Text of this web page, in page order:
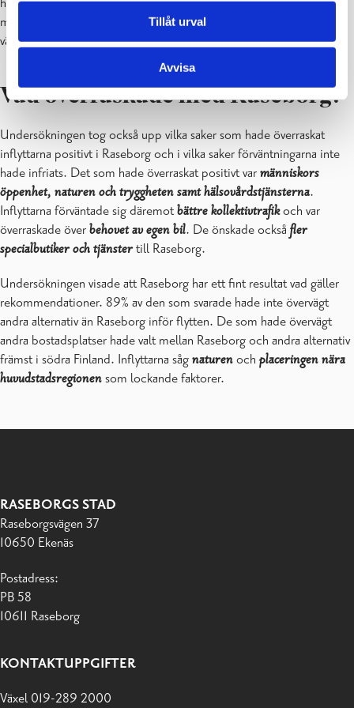
Tillåt urval
Avvisa
haft Raseborg somtidigare hemkommun. I de flesta fallen sökte
man informationen från Raseborgs egna hemsidor men också från
vänner, släktingar och bekanta eller från andra ställen på webben.
Vad överraskade med Raseborg?
Undersökningen tog också upp vilka saker som hade överraskat
inflyttarna positivt i Raseborg och i vilka saker förväntningarna inte
hade infriats. Det som hade överraskat positivt var människors
öppenhet, naturen och tryggheten samt hälsovårdstjänsterna.
Inflyttarna förväntade sig däremot bättre kollektivtrafikoch var
överraskade över behovet av egen bil. De önskade också fler
specialbutiker och tjänstertill Raseborg.
Undersökningen visade att Raseborg har ett fint resultat vad gäller
rekommendationer. 89% av den som svarade hade inte övervägt
andra alternativ än Raseborg inför flytten. De som hade övervägt
andra bostadsplatser hade valt mellan Raseborg och andra alternativ
främst i södra Finland. Inflyttarna såg naturen ochplaceringen nära
huvudstadsregionen som lockande faktorer.
RASEBORGS STAD
Raseborgsvägen 37
10650 Ekenäs
Postadress:
PB 58
10611 Raseborg
KONTAKTUPPGIFTER
Växel 019-289 2000